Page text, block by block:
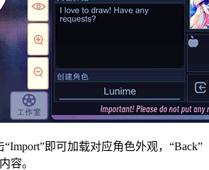
即可加载对应角色外观，“Back”
容。